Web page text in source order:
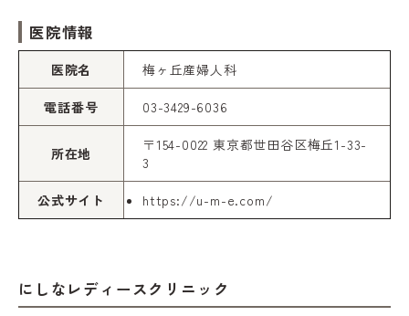
医院情報
医院名 梅ヶ丘産婦人科
電話番号 03-3429-6036
所在地
〒154-0022 東京都世田谷区梅丘1-33-
3
公式サイト https://u-m-e.com/
にしなレディースクリニック